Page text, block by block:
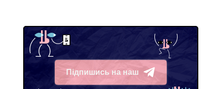
Підпишись на наш
Telegram